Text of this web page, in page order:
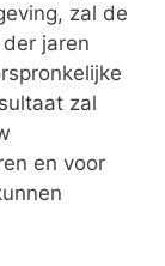
zal de
jaren
zal
en voor